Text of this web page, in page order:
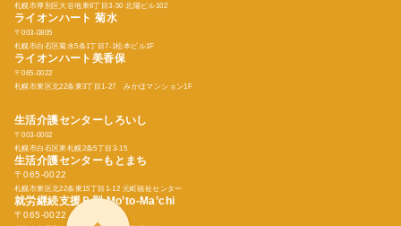
札幌市厚別区大谷地東6丁目3-50 北陽ビル102
ライオンハート 菊水
〒003-0805
札幌市白石区菊水5条1丁目7-1松本ビル1F
ライオンハート美香保
〒065-0022
札幌市東区北22条東3丁目1-27 みかほマンション1F
生活介護センターしろいし
〒003-0002
札幌市白石区東札幌2条5丁目3-15
生活介護センターもとまち
〒065-0022
札幌市東区北22条東15丁目1-12 元町福祉センター
就労継続支援Ｂ型 Mo’to-Ma’chi
〒065-0022